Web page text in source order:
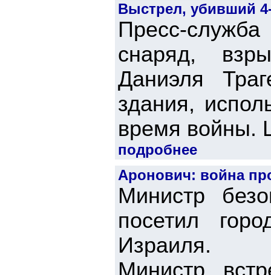
Выстрел, убивший
Пресс-
снаряд,
Даниэля
здания,
время войны.
подробнее
Аронович: война
Министр
посетил
Израиля.
Министр